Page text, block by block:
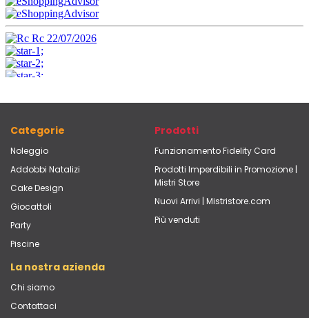
Categorie
Noleggio
Addobbi Natalizi
Cake Design
Giocattoli
Party
Piscine
Prodotti
Funzionamento Fidelity Card
Prodotti Imperdibili in Promozione |
Mistri Store
Nuovi Arrivi | Mistristore.com
Più venduti
La nostra azienda
Chi siamo
Contattaci